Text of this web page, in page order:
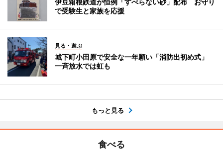
伊豆箱根鉄道が恒例「すべらない砂」配布 お守り
で受験生と家族を応援
見る・遊ぶ
城下町小田原で安全な一年願い「消防出初め式」
一斉放水では虹も
もっと見る
食べる